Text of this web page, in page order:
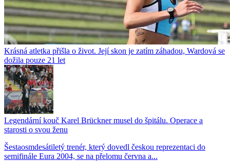
Krásná atletka přišla o život. Její skon je zatím záhadou, Wardová se
dožila pouze 21 let
Legendární kouč Karel Brückner musel do špitálu. Operace a
starosti o svou ženu
Šestaosmdesátiletý trenér, který dovedl českou reprezentaci do
semifinále Eura 2004, se na přelomu června a...